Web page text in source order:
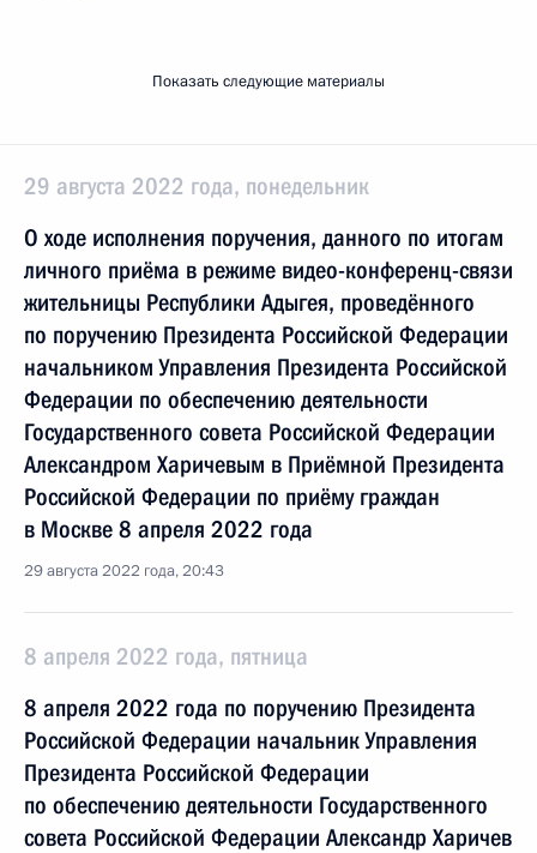
Показать следующие материалы
29 августа 2022 года, понедельник
О ходе исполнения поручения, данного по итогам
личного приёма в режиме видео-конференц-связи
жительницы Республики Адыгея, проведённого
по поручению Президента Российской Федерации
начальником Управления Президента Российской
Федерации по обеспечению деятельности
Государственного совета Российской Федерации
Александром Харичевым в Приёмной Президента
Российской Федерации по приёму граждан
в Москве 8 апреля 2022 года
29 августа 2022 года, 20:43
8 апреля 2022 года, пятница
8 апреля 2022 года по поручению Президента
Российской Федерации начальник Управления
Президента Российской Федерации
по обеспечению деятельности Государственного
совета Российской Федерации Александр Харичев